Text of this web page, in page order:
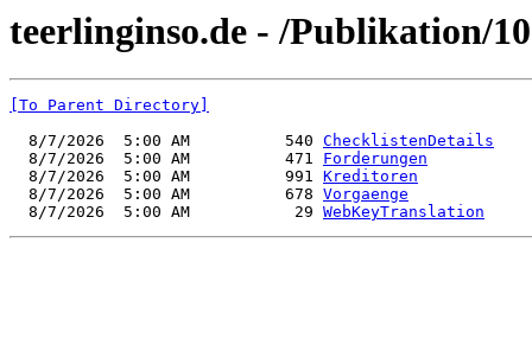
teerlinginso.de - /Publikation/
[To Parent Directory]
  8/7/2026  5:00 AM          540
ChecklistenDetails
  8/7/2026  5:00 AM          471
Forderungen
  8/7/2026  5:00 AM          991
Kreditoren
  8/7/2026  5:00 AM          678
Vorgaenge
  8/7/2026  5:00 AM           29
WebKeyTranslation